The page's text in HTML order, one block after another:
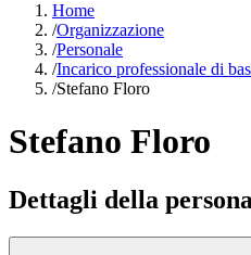
Home
/Organizzazione
/Personale
/Incarico professionale di
/Stefano Floro
Stefano Floro
Dettagli della persona